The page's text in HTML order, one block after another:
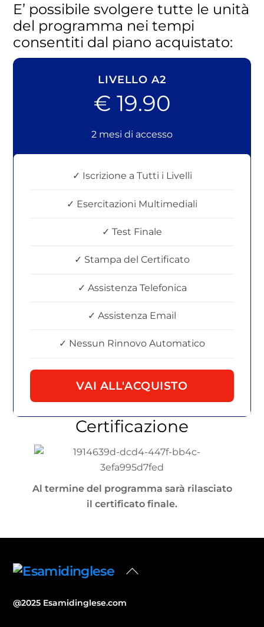
E’ possibile svolgere tutte le unità
del programma nei tempi
consentiti dal piano acquistato:
LIVELLO A2
€ 19.90
2 mesi di accesso
✓ Iscrizione a Tutti i Livelli
✓ Esercitazioni Multimediali
✓ Test Finale
✓ Stampa del Certificato
✓ Assistenza Telefonica
✓ Assistenza Email
✓ Nessun Rinnovo Automatico
VAI ALL'ACQUISTO
Certificazione
Al termine del programma sarà rilasciato
il certificato finale.
Back
@2025 Esamidinglese.com